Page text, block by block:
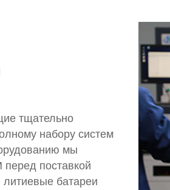
тщательно
набору систем
мы
перед поставкой
литиевые батареи